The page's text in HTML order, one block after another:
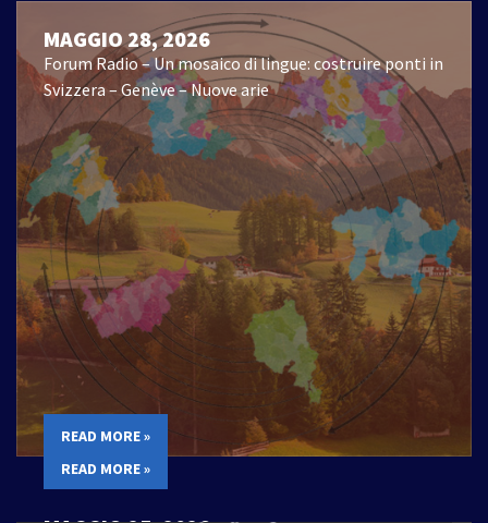
MAGGIO 28, 2026
Forum Radio – Un mosaico di lingue: costruire ponti in
Svizzera – Genève – Nuove arie
READ MORE »
READ MORE »